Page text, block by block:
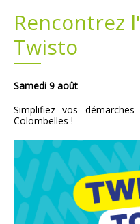
Rencontrez
Twisto
Samedi 9 août
Simplifiez vos
Colombelles !
Plans
Demandes légales
Emploi
Marchés publics
Grands projets